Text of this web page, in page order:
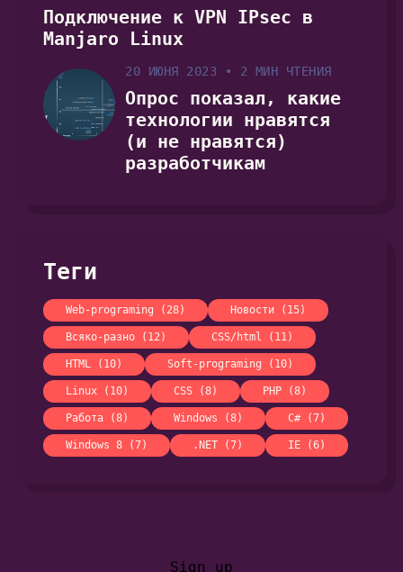
Подключение к VPN IPsec в
Manjaro Linux
20 ИЮНЯ 2023 • 2 МИН ЧТЕНИЯ
Опрос показал, какие
технологии нравятся
(и не нравятся)
разработчикам
Теги
Web-programing (28) Новости (15)
Всяко-разно (12) CSS/html (11)
HTML (10) Soft-programing (10)
Linux (10) CSS (8) PHP (8)
Работа (8) Windows (8) C# (7)
Windows 8 (7) .NET (7) IE (6)
Sign up